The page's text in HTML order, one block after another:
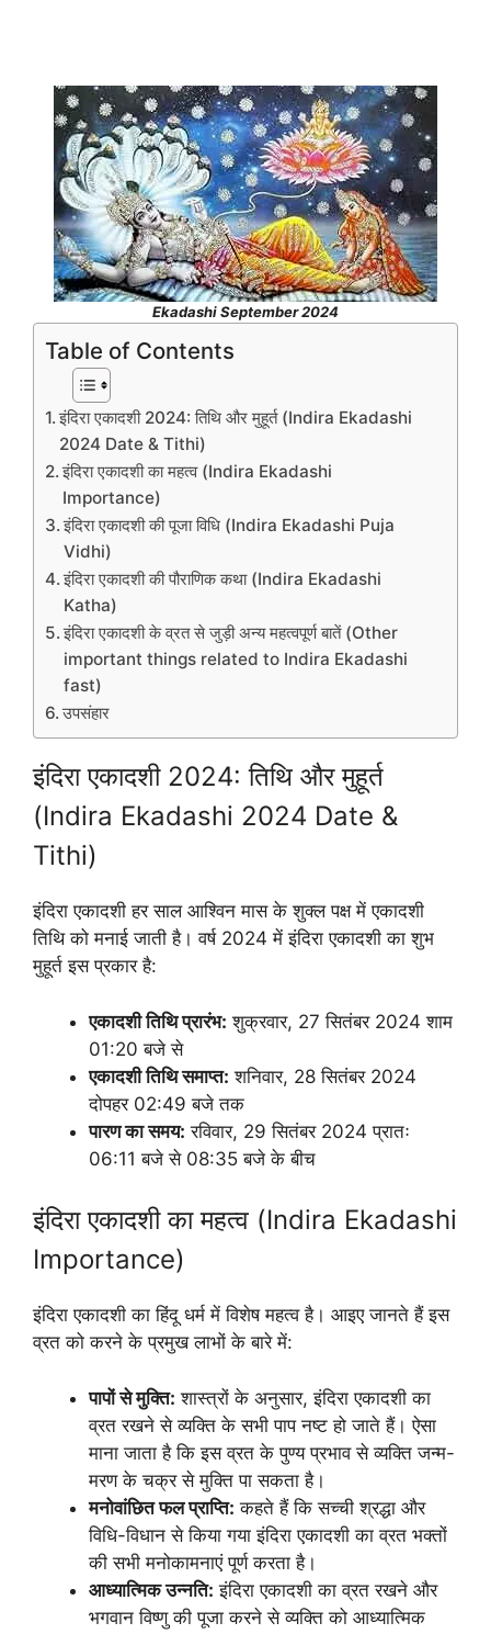
Ekadashi September 2024
Table of Contents
इंदिरा एकादशी 2024: तिथि और मुहूर्त (Indira Ekadashi
2024 Date & Tithi)
इंदिरा एकादशी का महत्व (Indira Ekadashi
Importance)
इंदिरा एकादशी की पूजा विधि (Indira Ekadashi Puja
Vidhi)
इंदिरा एकादशी की पौराणिक कथा (Indira Ekadashi
Katha)
इंदिरा एकादशी के व्रत से जुड़ी अन्य महत्वपूर्ण बातें (Other
important things related to Indira Ekadashi
fast)
उपसंहार
इंदिरा एकादशी 2024: तिथि और मुहूर्त
(Indira Ekadashi 2024 Date &
Tithi)
इंदिरा एकादशी हर साल आश्विन मास के शुक्ल पक्ष में एकादशी
तिथि को मनाई जाती है। वर्ष 2024 में इंदिरा एकादशी का शुभ
मुहूर्त इस प्रकार है:
एकादशी तिथि प्रारंभ: शुक्रवार, 27 सितंबर 2024 शाम
01:20 बजे से
एकादशी तिथि समाप्त: शनिवार, 28 सितंबर 2024
दोपहर 02:49 बजे तक
पारण का समय: रविवार, 29 सितंबर 2024 प्रातः
06:11 बजे से 08:35 बजे के बीच
इंदिरा एकादशी का महत्व (Indira Ekadashi
Importance)
इंदिरा एकादशी का हिंदू धर्म में विशेष महत्व है। आइए जानते हैं इस
व्रत को करने के प्रमुख लाभों के बारे में:
पापों से मुक्ति: शास्त्रों के अनुसार, इंदिरा एकादशी का
व्रत रखने से व्यक्ति के सभी पाप नष्ट हो जाते हैं। ऐसा
माना जाता है कि इस व्रत के पुण्य प्रभाव से व्यक्ति जन्म-
मरण के चक्र से मुक्ति पा सकता है।
मनोवांछित फल प्राप्ति: कहते हैं कि सच्ची श्रद्धा और
विधि-विधान से किया गया इंदिरा एकादशी का व्रत भक्तों
की सभी मनोकामनाएं पूर्ण करता है।
आध्यात्मिक उन्नति: इंदिरा एकादशी का व्रत रखने और
भगवान विष्णु की पूजा करने से व्यक्ति को आध्यात्मिक